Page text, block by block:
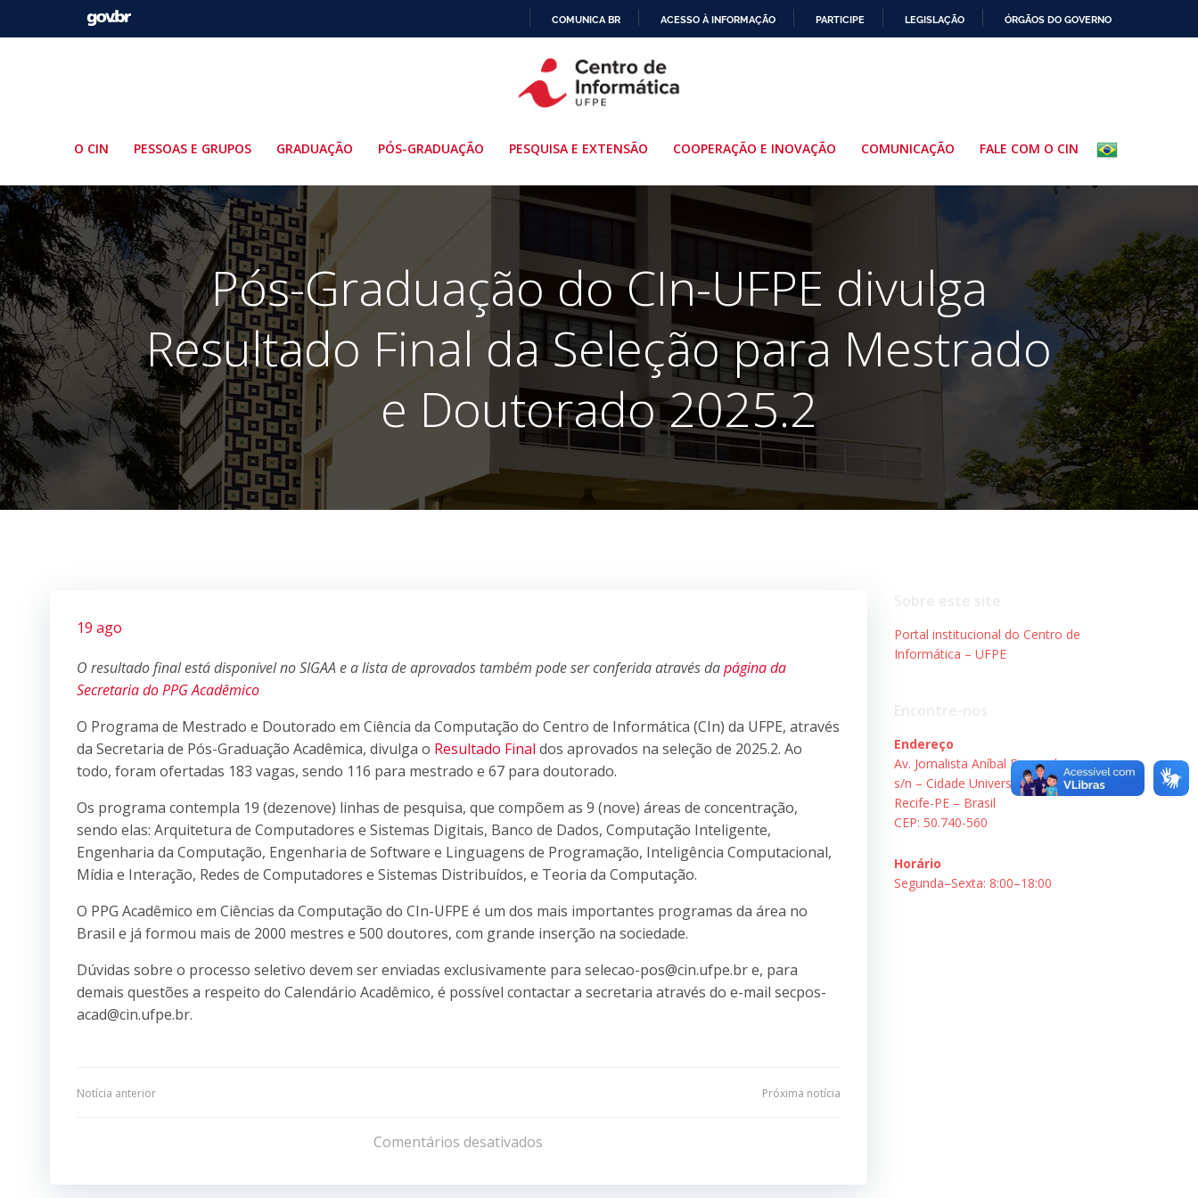
PARA
O
COMUNICA BR ACESSO À INFORMAÇÃO PARTICIPE LEGISLAÇÃO ÓRGÃOS DO GOVERNO
O CIN PESSOAS E GRUPOS GRADUAÇÃO PÓS-GRADUAÇÃO PESQUISA E EXTENSÃO COOPERAÇÃO E INOVAÇÃO COMUNICAÇÃO FALE COM O CIN
Pós-Graduação do CIn-UFPE divulga
Resultado Final da Seleção para Mestrado
e Doutorado 2025.2
19 ago
O resultado final está disponível no SIGAA e a lista de aprovados também pode ser conferida através dapágina da
Secretaria do PPG Acadêmico
O Programa de Mestrado e Doutorado em Ciência da Computação do Centro de Informática (CIn) da UFPE, através
da Secretaria de Pós-Graduação Acadêmica, divulga o Resultado Final dos aprovados na seleção de 2025.2. Ao
todo, foram ofertadas 183 vagas, sendo 116 para mestrado e 67 para doutorado.
Os programa contempla 19 (dezenove) linhas de pesquisa, que compõem as 9 (nove) áreas de concentração,
sendo elas: Arquitetura de Computadores e Sistemas Digitais, Banco de Dados, Computação Inteligente,
Engenharia da Computação, Engenharia de Software e Linguagens de Programação, Inteligência Computacional,
Mídia e Interação, Redes de Computadores e Sistemas Distribuídos, e Teoria da Computação.
O PPG Acadêmico em Ciências da Computação do CIn-UFPE é um dos mais importantes programas da área no
Brasil e já formou mais de 2000 mestres e 500 doutores, com grande inserção na sociedade.
Dúvidas sobre o processo seletivo devem ser enviadas exclusivamente para selecao-pos@cin.ufpe.br e, para
demais questões a respeito do Calendário Acadêmico, é possível contactar a secretaria através do e-mail secpos-
acad@cin.ufpe.br.
Navegação
Post
Notícia anterior
de
Post
Próxima notícia
Comentários desativados
Portal institucional do Centro de
Informática – UFPE
Endereço
Av. Jornalista Aníbal Fernandes,
s/n – Cidade Universitária.
Recife-PE – Brasil
CEP: 50.740-560
Horário
Segunda–Sexta: 8:00–18:00